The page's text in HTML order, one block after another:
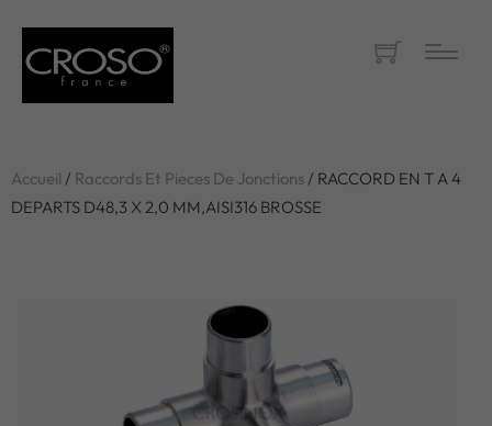
Accueil / Raccords Et Pieces De Jonctions/ RACCORD EN T A 4
DEPARTS D48,3 X 2,0 MM,AISI316 BROSSE